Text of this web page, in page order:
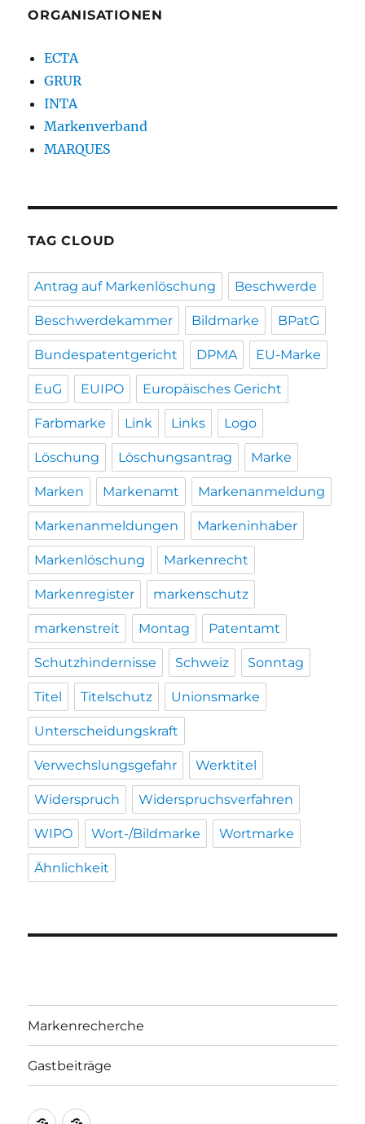
ORGANISATIONEN
ECTA
GRUR
INTA
Markenverband
MARQUES
TAG CLOUD
Antrag auf Markenlöschung Beschwerde
Beschwerdekammer Bildmarke BPatG
Bundespatentgericht DPMA EU-Marke
EuG EUIPO Europäisches Gericht
Farbmarke Link Links Logo
Löschung Löschungsantrag Marke
Marken Markenamt Markenanmeldung
Markenanmeldungen Markeninhaber
Markenlöschung Markenrecht
Markenregister markenschutz
markenstreit Montag Patentamt
Schutzhindernisse Schweiz Sonntag
Titel Titelschutz Unionsmarke
Unterscheidungskraft
Verwechslungsgefahr Werktitel
Widerspruch Widerspruchsverfahren
WIPO Wort-/Bildmarke Wortmarke
Ähnlichkeit
Markenrecherche
Gastbeiträge
Markenrecherche
Gastbeiträge